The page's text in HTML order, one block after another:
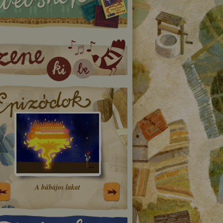
A bűbájos lakat Prücsök